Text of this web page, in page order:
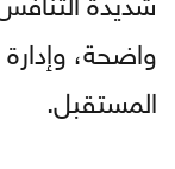
واضحة،
المستقبل.